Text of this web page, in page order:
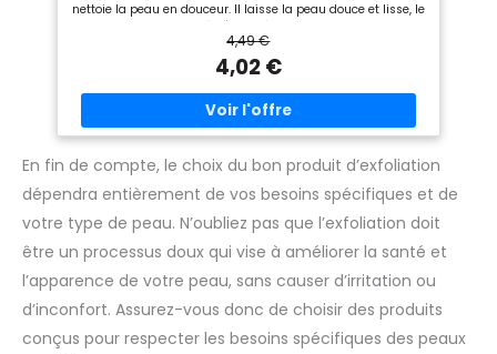
nettoie la peau en douceur. Il laisse la peau douce et lisse, le
grain de peau affiné. 🍃 98% D'ORIGINE NATURELLE : Ce
gommage à base d'ingrédients d'origine naturelle est
composé d'exfoliants 100% naturels. Il est formulé sans
sulfate ni matière animale. 🍃 UNE PEAU LISSE ET UN TEINT
LUMINEUX : Grâce à ses exfoliants 100% naturels, le
gommage visage élimine en douceur les cellules mortes
pour une peau douce et un teint lumineux. 🍃 UNE ORIGINE
PROVENCE AUTHENTIQUE : Retrouvez tout le savoir-faire
français du Petit Olivier et le soleil du sud dans dans ce soin
gommage visage fabriqué en France. 🍃 UNE MARQUE
ENGAGÉE : Labellisés One Voice depuis 2001, les produits Le
Petit Olivier sont fabriqués en France et s'inscrivent dans
une démarche éthique animale et responsable.
4,49 €
4,02 €
En fin de compte, le choix du bon produit d’exfoliation
dépendra entièrement de vos besoins spécifiques et de
votre type de peau. N’oubliez pas que l’exfoliation doit
être un processus doux qui vise à améliorer la santé et
l’apparence de votre peau, sans causer d’irritation ou
d’inconfort. Assurez-vous donc de choisir des produits
conçus pour respecter les besoins spécifiques des peaux